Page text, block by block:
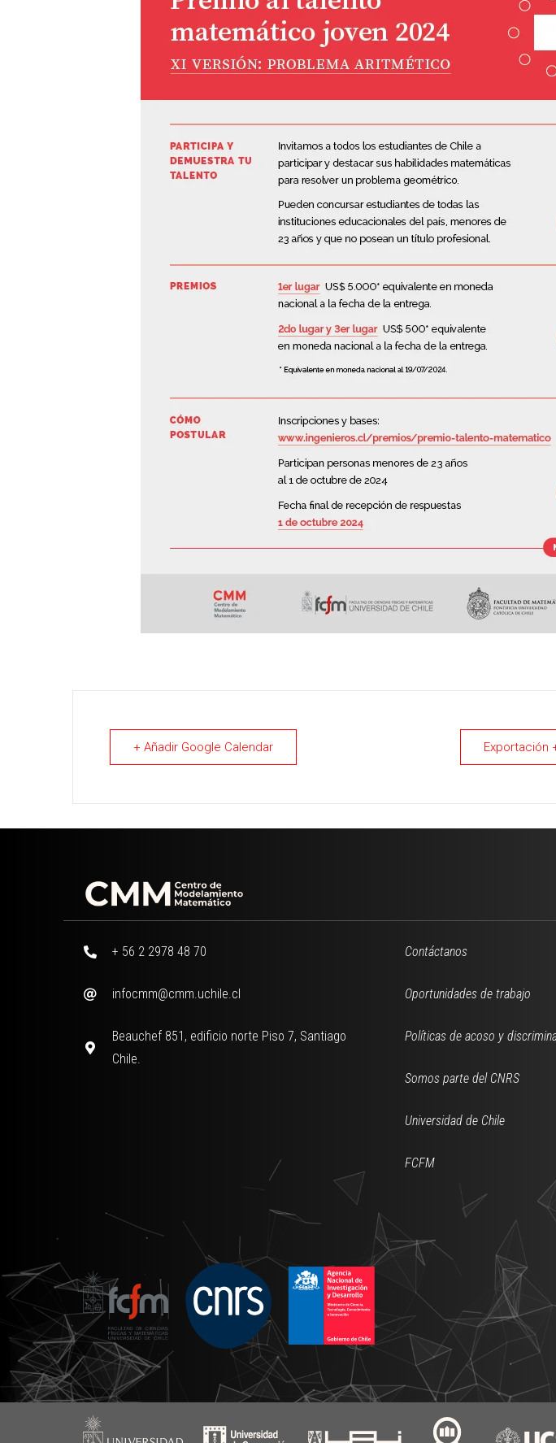
+ Añadir Google Calendar Exportación
+ 56 2 2978 48 70
infocmm@cmm.uchile.cl
Beauchef 851, edificio norte Piso 7, Santiago
Chile.
Contáctanos
Oportunidades de trabajo
Políticas de acoso y
Somos parte del CNRS
Universidad de Chile
FCFM